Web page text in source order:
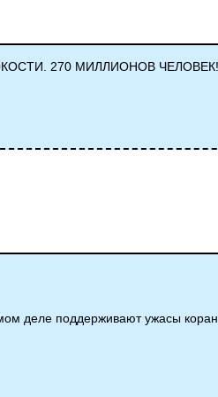
270 МИЛЛИОНОВ
деле поддерживают ужасы